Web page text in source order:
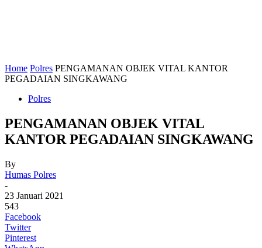
Home Polres PENGAMANAN OBJEK VITAL KANTOR
PEGADAIAN SINGKAWANG
Polres
PENGAMANAN OBJEK VITAL
KANTOR PEGADAIAN SINGKAWANG
By
Humas Polres
-
23 Januari 2021
543
Facebook
Twitter
Pinterest